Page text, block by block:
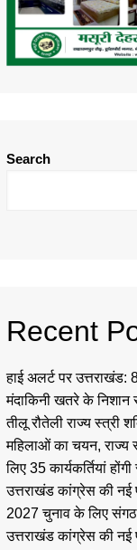
Search
Recent
हाई अलर्ट पर
मंदाकिनी खतरे के
तीलू रौतेली राज्य स्त्री
महिलाओं का चयन, राज्य
लिए 35 कार्यकर्तियां होंगी
उत्तराखंड कांग्रेस की नई
2027 चुनाव के लिए
उत्तराखंड कांग्रेस की नई